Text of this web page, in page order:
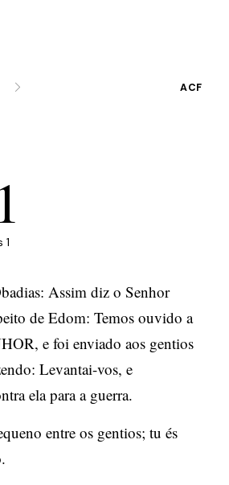
ACF
1
Assim diz o Senhor
de Edom: Temos ouvido a
e foi enviado aos gentios
Levantai-vos, e
ela para a guerra.
entre os gentios; tu és